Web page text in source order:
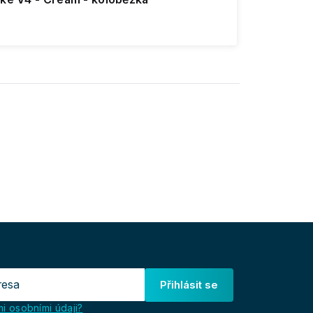
Přihlásit se
osobními údaji?